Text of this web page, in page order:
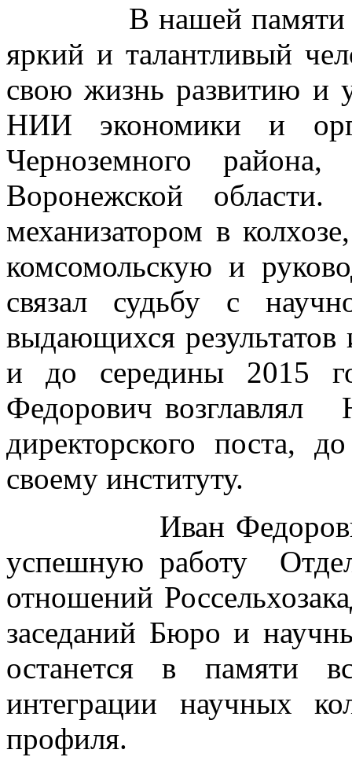
В нашей памяти
яркий и талантливый
свою жизнь развитию и
НИИ экономики и
Черноземного
Воронежской
механизатором в
комсомольскую и
связал судьбу с
выдающихся
и до середины 2015
Федорович
директорского поста,
своему институту.
Иван Федорович
успешную работу
отношений
заседаний Бюро и
останется в памяти
интеграции научных
профиля.